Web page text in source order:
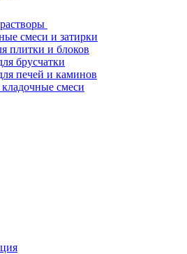
смеси и затирки
плитки и блоков
брусчатки
печей и каминов
смеси